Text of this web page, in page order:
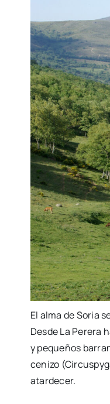
El alma de Soria
Desde La Perera
y pequeños
cenizo
atardecer.